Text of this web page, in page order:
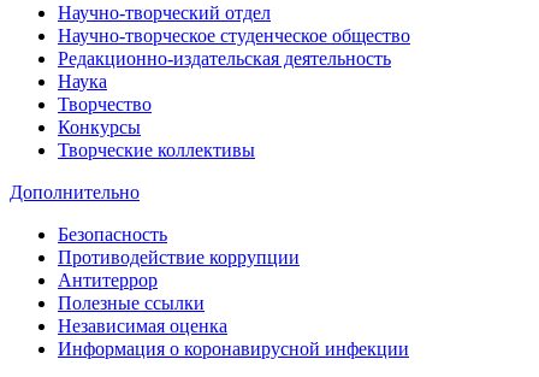
Научно-творческий отдел
Научно-творческое студенческое общество
Редакционно-издательская деятельность
Наука
Творчество
Конкурсы
Творческие коллективы
Дополнительно
Безопасность
Противодействие коррупции
Антитеррор
Полезные ссылки
Независимая оценка
Информация о коронавирусной инфекции